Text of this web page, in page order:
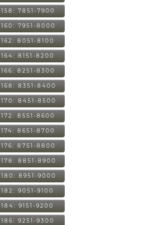
158: 7851-7900
160: 7951-8000
162: 8051-8100
164: 8151-8200
166: 8251-8300
168: 8351-8400
170: 8451-8500
172: 8551-8600
174: 8651-8700
176: 8751-8800
178: 8851-8900
180: 8951-9000
182: 9051-9100
184: 9151-9200
186: 9251-9300